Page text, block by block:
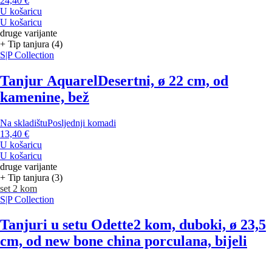
U košaricu
U košaricu
druge varijante
+ Tip tanjura (4)
S|P Collection
Tanjur AquarelDesertni, ø 22 cm, od
kamenine, bež
Na skladištuPosljednji komadi
13,40 €
U košaricu
U košaricu
druge varijante
+ Tip tanjura (3)
set 2 kom
S|P Collection
Tanjuri u setu Odette2 kom, duboki, ø 23,5
cm, od new bone china porculana, bijeli